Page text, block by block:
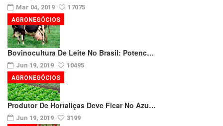
Mar 04, 2019 17075
Bovinocultura De Leite No Brasil: Potenc…
Jun 19, 2019 10495
AGRONEGÓCIOS
Produtor De Hortaliças Deve Ficar No Azu…
Jun 19, 2019 3199
AGRONEGÓCIOS